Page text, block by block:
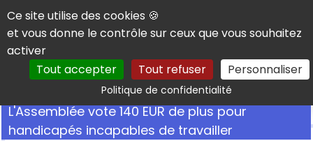
Panneau de gestion des cookies
Ce site utilise des cookies 🍪
et vous donne le contrôle sur ceux que vous souhaitez
activer
Tout accepter
Tout refuser Personnaliser
Politique de confidentialitéRechercher
L'Assemblée vote 140 EUR de plus pour
handicapés incapables de travailler